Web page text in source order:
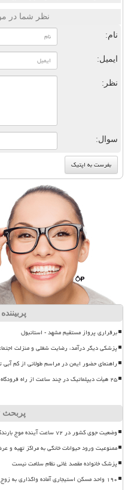
نظر شما در
نام:
ایمیل:
نظر:
سوال:
برقراری پرواز مستقیم مشهد - استانبول
پزشکی دیگر درآمد، رضایت شغلی و منزلت
راهنمای حضور ایمن در مراسم طولانی از کم آبی
۲۵ هیأت دیپلماتیک در چند ساعت از راه فرودگاه مهرآباد پذیرش شدند
پربحث
وضعیت جوی کشور در ۷۲ ساعت آینده موج بارندگی های تابستانه در راه ۱۱ استان
ممنوعیت ورود حیوانات خانگی به مراکز تهیه و
پزشک خانواده مقصد غائی نظام سلامت نیست
۱۹۰ واحد مسکن استیجاری آماده واگذاری به زوج های جوان است